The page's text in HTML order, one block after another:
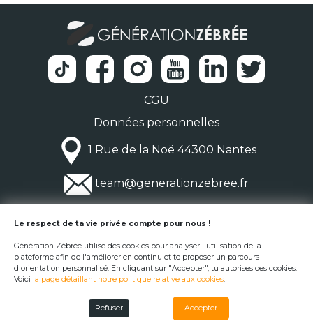
CGU
Données personnelles
1 Rue de la Noë 44300 Nantes
team@generationzebree.fr
© Génération Zébrée 2026
Le respect de ta vie privée compte pour nous !
Génération Zébrée utilise des cookies pour analyser l'utilisation de la
plateforme afin de l'améliorer en continu et te proposer un parcours
d'orientation personnalisé. En cliquant sur "Accepter", tu autorises ces cookies.
Voici la page détaillant notre politique relative aux cookies.
Refuser Accepter